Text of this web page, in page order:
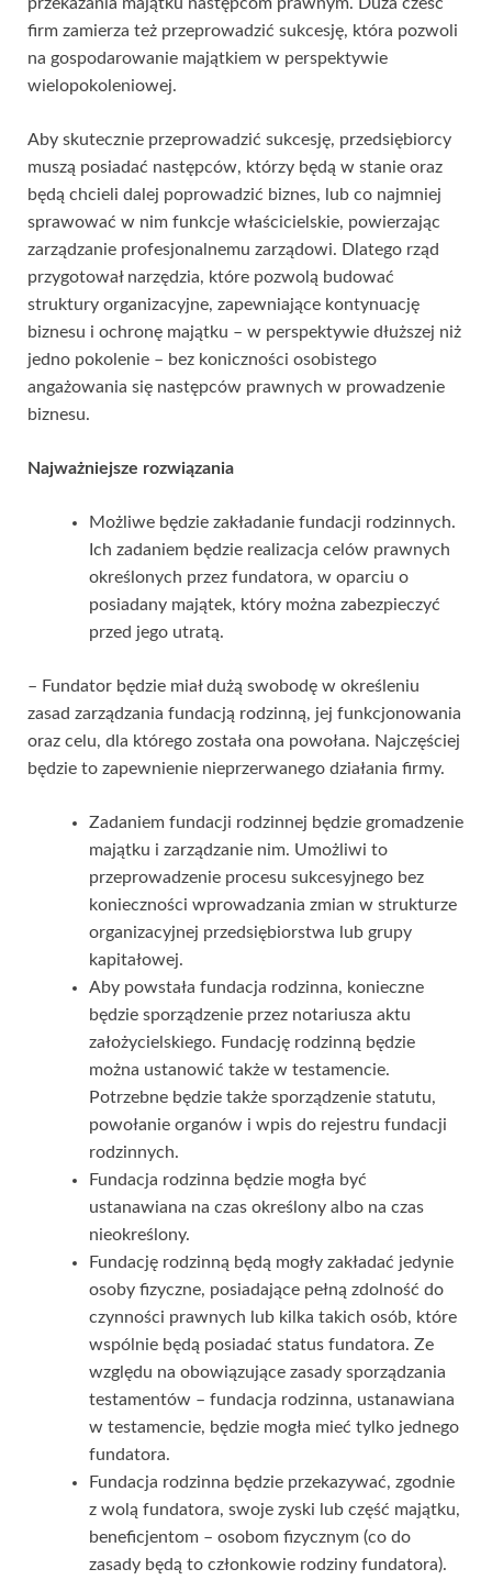
firm zamierza też przeprowadzić sukcesję, która pozwoli
na gospodarowanie majątkiem w perspektywie
wielopokoleniowej.
Aby skutecznie przeprowadzić sukcesję, przedsiębiorcy
muszą posiadać następców, którzy będą w stanie oraz
będą chcieli dalej poprowadzić biznes, lub co najmniej
sprawować w nim funkcje właścicielskie, powierzając
zarządzanie profesjonalnemu zarządowi. Dlatego rząd
przygotował narzędzia, które pozwolą budować
struktury organizacyjne, zapewniające kontynuację
biznesu i ochronę majątku – w perspektywie dłuższej niż
jedno pokolenie – bez koniczności osobistego
angażowania się następców prawnych w prowadzenie
biznesu.
Najważniejsze rozwiązania
Możliwe będzie zakładanie fundacji rodzinnych.
Ich zadaniem będzie realizacja celów prawnych
określonych przez fundatora, w oparciu o
posiadany majątek, który można zabezpieczyć
przed jego utratą.
– Fundator będzie miał dużą swobodę w określeniu
zasad zarządzania fundacją rodzinną, jej funkcjonowania
oraz celu, dla którego została ona powołana. Najczęściej
będzie to zapewnienie nieprzerwanego działania firmy.
Zadaniem fundacji rodzinnej będzie gromadzenie
majątku i zarządzanie nim. Umożliwi to
przeprowadzenie procesu sukcesyjnego bez
konieczności wprowadzania zmian w strukturze
organizacyjnej przedsiębiorstwa lub grupy
kapitałowej.
Aby powstała fundacja rodzinna, konieczne
będzie sporządzenie przez notariusza aktu
założycielskiego. Fundację rodzinną będzie
można ustanowić także w testamencie.
Potrzebne będzie także sporządzenie statutu,
powołanie organów i wpis do rejestru fundacji
rodzinnych.
Fundacja rodzinna będzie mogła być
ustanawiana na czas określony albo na czas
nieokreślony.
Fundację rodzinną będą mogły zakładać jedynie
osoby fizyczne, posiadające pełną zdolność do
czynności prawnych lub kilka takich osób, które
wspólnie będą posiadać status fundatora. Ze
względu na obowiązujące zasady sporządzania
testamentów – fundacja rodzinna, ustanawiana
w testamencie, będzie mogła mieć tylko jednego
fundatora.
Fundacja rodzinna będzie przekazywać, zgodnie
z wolą fundatora, swoje zyski lub część majątku,
beneficjentom – osobom fizycznym (co do
zasady będą to członkowie rodziny fundatora).